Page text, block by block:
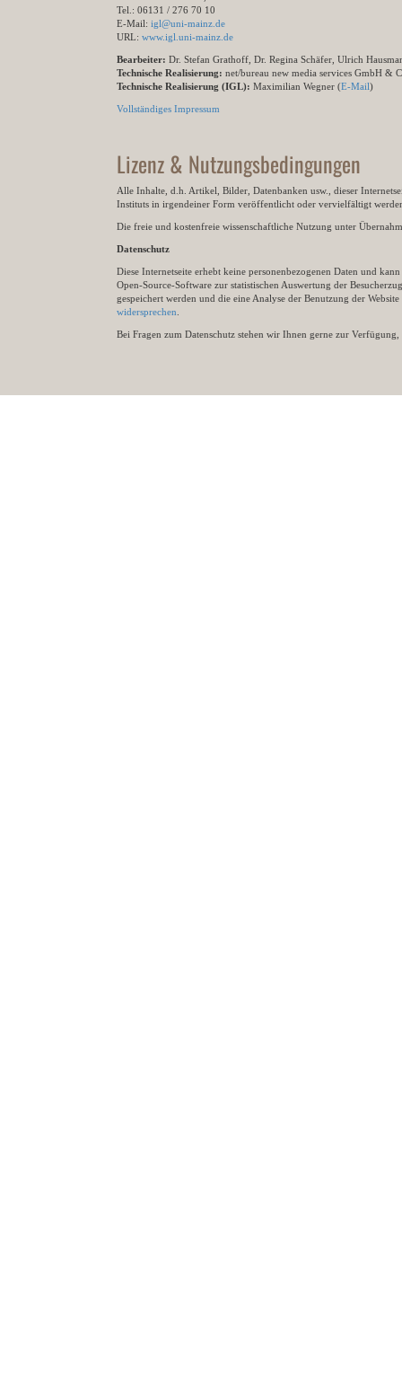
Tel.: 06131 / 276 70 10
E-Mail: igl@uni-mainz.de
URL: www.igl.uni-mainz.de
Bearbeiter: Dr. Stefan Grathoff, Dr. Regina Schäfer, Ulrich
Technische Realisierung: net/bureau new media services GmbH &
Technische Realisierung (IGL): Maximilian Wegner (E-Mail)
Vollständiges Impressum
Lizenz & Nutzungsbedingungen
Alle Inhalte, d.h. Artikel, Bilder, Datenbanken usw., dieser
Instituts in irgendeiner Form veröffentlicht oder vervielfältigt
Die freie und kostenfreie wissenschaftliche Nutzung unter
Datenschutz
Diese Internetseite erhebt keine personenbezogenen Daten und
Open-Source-Software zur statistischen Auswertung der
gespeichert werden und die eine Analyse der Benutzung der
widersprechen
Bei Fragen zum Datenschutz stehen wir Ihnen gerne zur